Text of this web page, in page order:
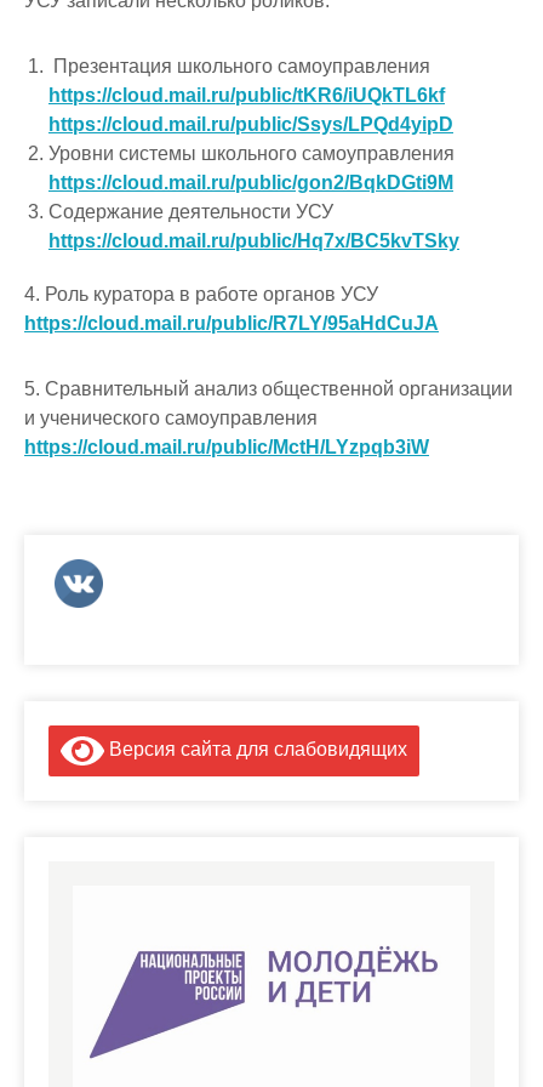
Презентация школьного самоуправления
https://cloud.mail.ru/public/tKR6/iUQkTL6kf
https://cloud.mail.ru/public/Ssys/LPQd4yipD
Уровни системы школьного самоуправления
https://cloud.mail.ru/public/gon2/BqkDGti9M
Содержание деятельности УСУ
https://cloud.mail.ru/public/Hq7x/BC5kvTSky
4. Роль куратора в работе органов УСУ
https://cloud.mail.ru/public/R7LY/95aHdCuJA
5. Сравнительный анализ общественной организации
и ученического самоуправления
https://cloud.mail.ru/public/MctH/LYzpqb3iW
Версия сайта для слабовидящих